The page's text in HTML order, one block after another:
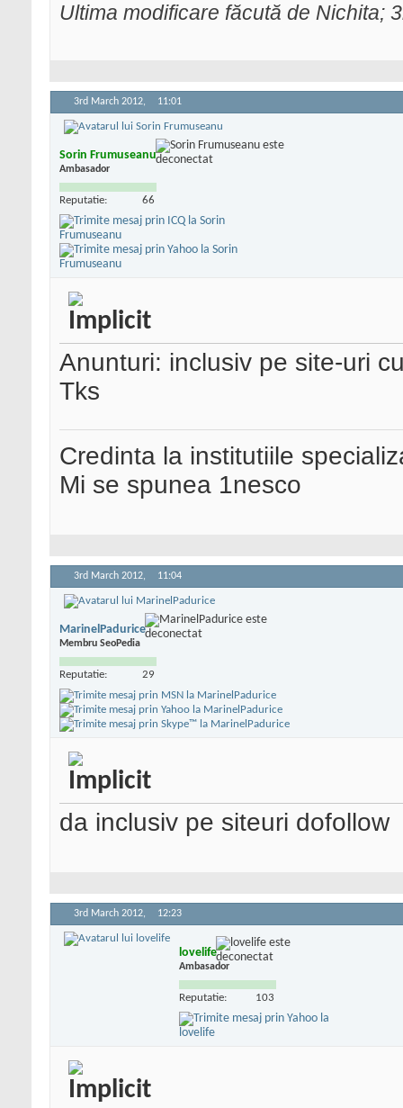
Ultima modificare făcută de Nichita;
3rd March 2012, 11:01
Sorin Frumuseanu
Ambasador
Reputatie: 66
Anunturi: inclusiv pe site-uri
Tks
Credinta la institutiile
Mi se spunea 1nesco
3rd March 2012, 11:04
MarinelPadurice
Membru SeoPedia
Reputatie: 29
da inclusiv pe siteuri dofollow
3rd March 2012, 12:23
lovelife
Ambasador
Reputatie: 103